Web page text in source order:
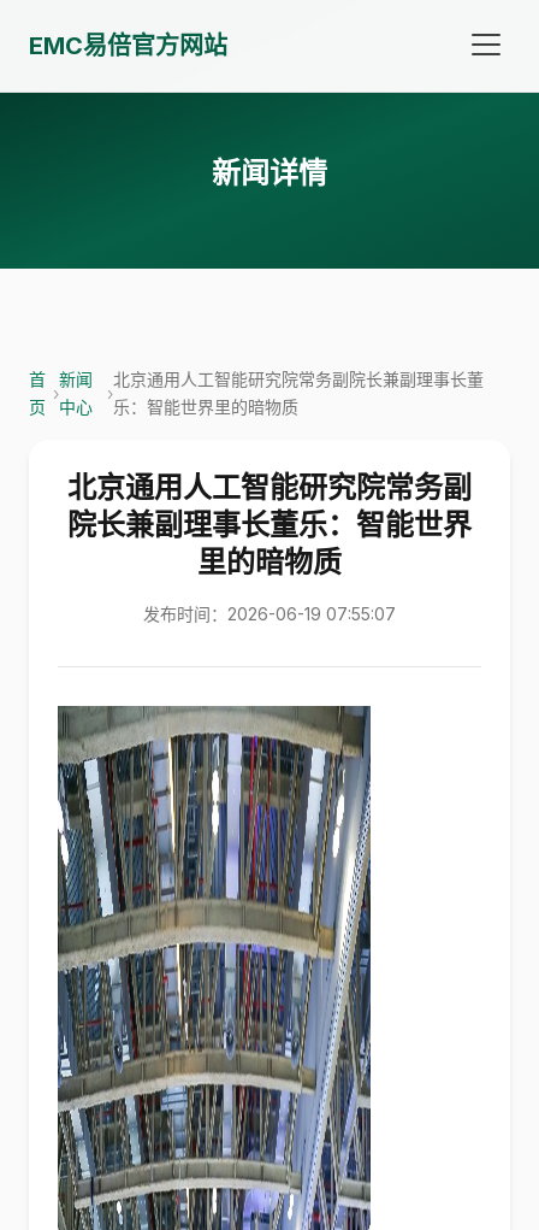
EMC易倍官方网站
新闻详情
首
页
›
新闻
中心
›
北京通用人工智能研究院常务副院长兼副理事长董
乐：智能世界里的暗物质
北京通用人工智能研究院常务副
院长兼副理事长董乐：智能世界
里的暗物质
发布时间：2026-06-19 07:55:07